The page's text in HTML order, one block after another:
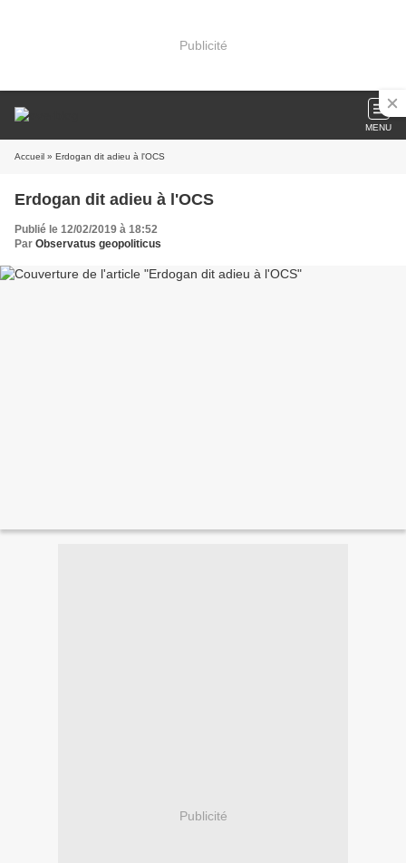
Publicité
MENU
Accueil » Erdogan dit adieu à l'OCS
Erdogan dit adieu à l'OCS
Publié le 12/02/2019 à 18:52
Par Observatus geopoliticus
Publicité